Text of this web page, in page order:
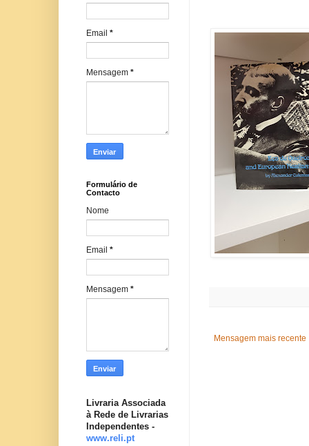
Mensagem mais recente
Email *
Mensagem *
Formulário de
Contacto
Nome
Email *
Mensagem *
Livraria Associada
à Rede de Livrarias
Independentes -
www.reli.pt